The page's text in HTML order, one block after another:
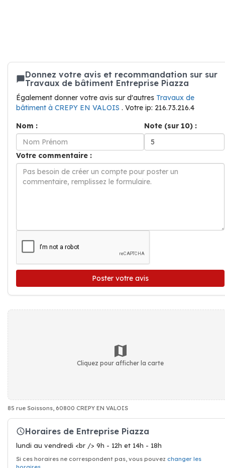
Donnez votre avis et recommandation sur sur
Travaux de bâtiment Entreprise Piazza
Également donner votre avis sur d'autres Travaux de
bâtiment à CREPY EN VALOIS . Votre ip: 216.73.216.4
Nom :
Note (sur 10) :
Votre commentaire :
Poster votre avis
Cliquez pour afficher la carte
85 rue Soissons, 60800 CREPY EN VALOIS
Horaires de Entreprise Piazza
lundi au vendredi <br /> 9h - 12h et 14h - 18h
Si ces horaires ne correspondent pas, vous pouvez changer les